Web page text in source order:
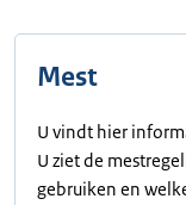
Mest
U vindt hier
U ziet de
gebruiken en